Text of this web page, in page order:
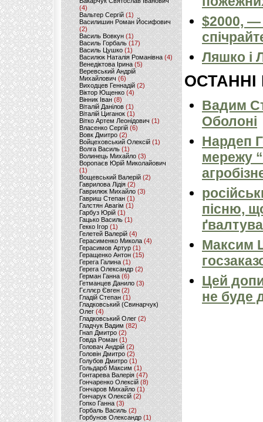
(4)
Вальтер Сергій (1)
Василишин Роман Йосифович
(2)
Василь Вовкун (1)
Василь Горбаль (17)
Василь Цушко (1)
Василюк Наталія Романівна (4)
Венедіктова Ірина(5)
Веревський Андрій
Михайлович (6)
Виходцев Геннадій (2)
Віктор Ющенко (4)
Вінник Іван (8)
Віталій Данілов (1)
Віталій Циганок (1)
Вітко Артем Леонідович(1)
Власенко Сергій (6)
Вовк Дмитро(2)
Войцеховський Олексій(1)
Волга Василь (1)
Волинець Михайло (3)
Воропаєв Юрій Миколайович
(1)
Вощевський Валерій(2)
Гаврилова Лідія (2)
Гаврилюк Михайло (3)
Гавриш Степан (1)
Галстян Авагім (1)
Гарбуз Юрій (1)
Гацько Василь (1)
Гекко Ігор(1)
Гелетей Валерій (4)
Герасименко Микола (4)
Герасимов Артур (1)
Геращенко Антон(15)
Герега Галина (1)
Герега Олександр (2)
Герман Ганна (6)
Гетманцев Данило (3)
Гєллєр Євген (2)
Гладій Степан(1)
Гладковський (Свинарчук)
Олег (4)
Гладковський Олег (2)
Гладчук Вадим (82)
Гнап Дмитро (2)
Говда Роман(1)
Головач Андрій (2)
Головін Дмитро (2)
Голубов Дмитро (1)
Гольдарб Максим(1)
Гонтарева Валерія (47)
Гончаренко Олексій(8)
Гончаров Михайло (1)
Гончарук Олексій (2)
Гопко Ганна (3)
Горбаль Василь (2)
Горбунов Олександр (1)
$2000, —
Ляшко і
ОСТАННІ
Вадим
Оболоні
Нардеп
мережу
пісню,
Максим
Цей
не буде